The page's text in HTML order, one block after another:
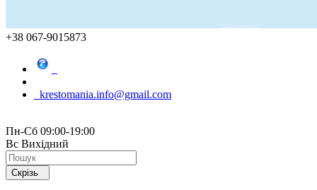
+38 067-9015873
krestomania.info@gmail.com
Пн-Сб 09:00-19:00
Вс Вихідний
Скрізь